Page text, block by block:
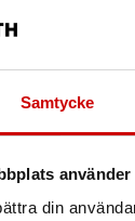
Samtycke
din